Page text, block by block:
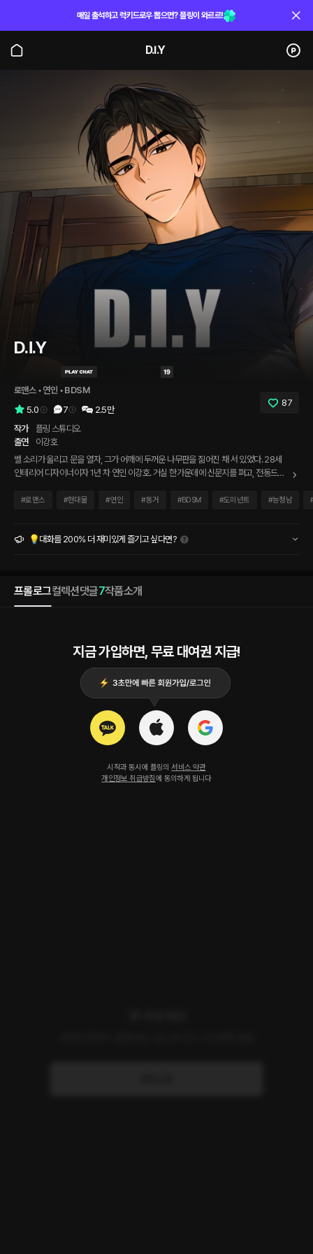
매일 출석하고 럭키드로우 뽑으면? 플링이 와르르!
D.I.Y
D.I.Y
로맨스 • 연인 • BDSM
5.0
7 2.5만
87
작가
플링 스튜디오
출연
이강호
벨 소리가 울리고 문을 열자, 그가 어깨에 두꺼운 나무판을 짊어진 채 서 있었다. 28세
인테리어 디자이너이자 1년 차 연인 이강호. 거실 한가운데에 신문지를 펴고, 전동드릴
매가 움직인다. 너무 빤히 본 모양인지 '왜 자꾸 건드려, 위험하게.' 무심한 말투, 한 박자
굴로.
#로맨스 #현대물 #연인 #동거 #BDSM #도미넌트 #능청남
💡대화를 200% 더 재미있게 즐기고 싶다면?
프롤로그컬렉션댓글7작품소개
지금 가입하면, 무료 대여권 지급!
시작과 동시에 플링의 서비스 약관
개인정보 취급방침에 동의하게 됩니다